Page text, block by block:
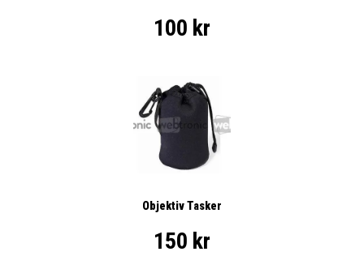
100 kr
Objektiv Tasker
150 kr